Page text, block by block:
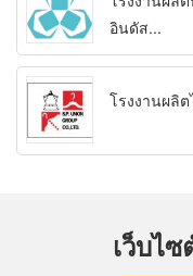
อินดัส...
โรงงานผลิ
เว็บไ